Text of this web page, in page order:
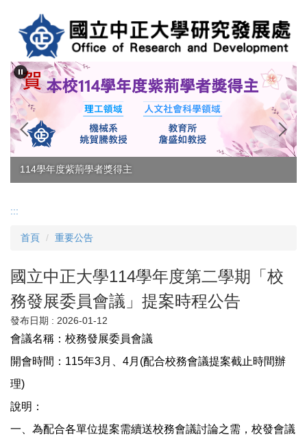
內
容
區
114學年度紫荊學者獎得主
:::
首頁 重要公告
國立中正大學114學年度第二學期「校
務發展委員會議」提案時程公告
發布日期 : 2026-01-12
會議名稱：校務發展委員會議
開會時間：115年3月、4月(配合校務會議提案截止時間辦
理)
說明：
一、為配合各單位提案需續送校務會議討論之需，校發會議